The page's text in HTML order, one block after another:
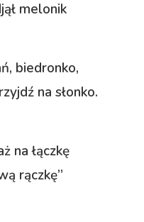
melonik
biedronko,
na słonko.
na łączkę
rączkę”